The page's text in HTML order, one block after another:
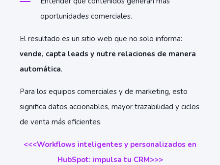
oportunidades comerciales.
El resultado es un sitio web que no solo informa:
vende, capta leads y nutre relaciones de manera
automática.
Para los equipos comerciales y de marketing, esto
significa datos accionables, mayor trazabilidad y ciclos
de venta más eficientes.
<<<Workflows inteligentes y personalizados en
HubSpot: impulsa tu CRM>>>